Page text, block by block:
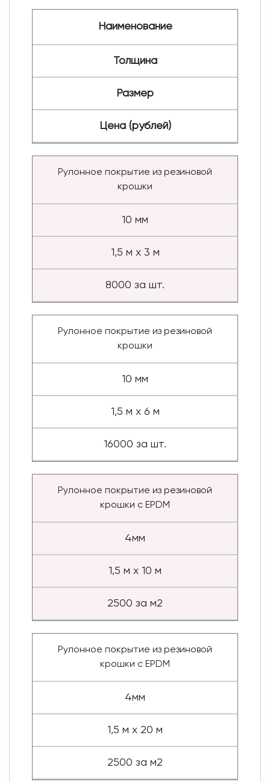
Наименование
Толщина
Размер
Цена (рублей)
Рулонное покрытие из резиновой
крошки
10 мм
1,5 м х 3 м
8000 за шт.
Рулонное покрытие из резиновой
крошки
10 мм
1,5 м х 6 м
16000 за шт.
Рулонное покрытие из резиновой
крошки с EPDM
4мм
1,5 м х 10 м
2500 за м2
Рулонное покрытие из резиновой
крошки с EPDM
4мм
1,5 м х 20 м
2500 за м2